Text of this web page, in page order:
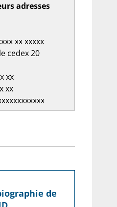
adresses
xx xxxxx
cedex 20
xx
xx
de